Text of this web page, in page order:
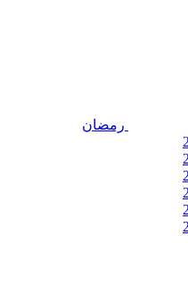
رمضان